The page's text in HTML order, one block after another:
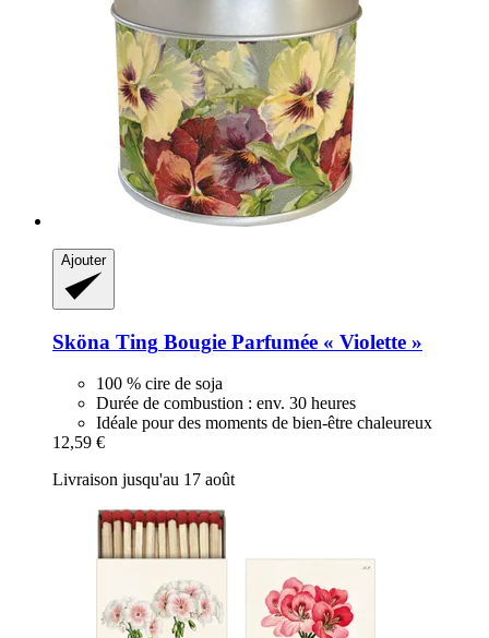
Ajouter
Sköna Ting Bougie Parfumée « Violette »
100 % cire de soja
Durée de combustion : env. 30 heures
Idéale pour des moments de bien-être chaleureux
12,59 €
Livraison jusqu'au 17 août